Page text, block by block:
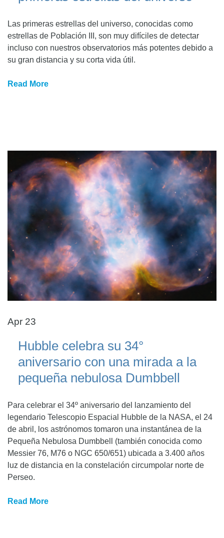
Las primeras estrellas del universo, conocidas como
estrellas de Población III, son muy difíciles de detectar
incluso con nuestros observatorios más potentes debido a
su gran distancia y su corta vida útil.
Read More
Apr 23
Hubble celebra su 34°
aniversario con una mirada a la
pequeña nebulosa Dumbbell
Para celebrar el 34º aniversario del lanzamiento del
legendario Telescopio Espacial Hubble de la NASA, el 24
de abril, los astrónomos tomaron una instantánea de la
Pequeña Nebulosa Dumbbell (también conocida como
Messier 76, M76 o NGC 650/651) ubicada a 3.400 años
luz de distancia en la constelación circumpolar norte de
Perseo.
Read More